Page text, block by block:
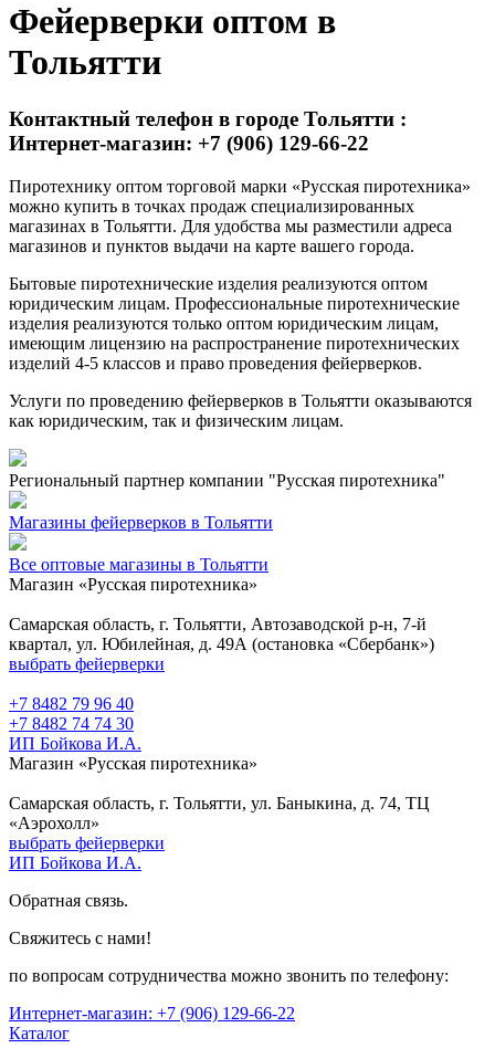
Фейерверки оптом в
Тольятти
Контактный телефон в городе Тольятти :
Интернет-магазин: +7 (906) 129-66-22
Пиротехнику оптом торговой марки «Русская пиротехника»
можно купить в точках продаж специализированных
магазинах в Тольятти. Для удобства мы разместили адреса
магазинов и пунктов выдачи на карте вашего города.
Бытовые пиротехнические изделия реализуются оптом
юридическим лицам. Профессиональные пиротехнические
изделия реализуются только оптом юридическим лицам,
имеющим лицензию на распространение пиротехнических
изделий 4-5 классов и право проведения фейерверков.
Услуги по проведению фейерверков в Тольятти оказываются
как юридическим, так и физическим лицам.
Региональный партнер компании "Русская пиротехника"
Магазины фейерверков в Тольятти
Все оптовые магазины в Тольятти
Магазин «Русская пиротехника»
Самарская область, г. Тольятти, Автозаводской р-н, 7-й
квартал, ул. Юбилейная, д. 49А (остановка «Сбербанк»)
выбрать фейерверки
+7 8482 79 96 40
+7 8482 74 74 30
ИП Бойкова И.А.
Магазин «Русская пиротехника»
Самарская область, г. Тольятти, ул. Баныкина, д. 74, ТЦ
«Аэрохолл»
выбрать фейерверки
ИП Бойкова И.А.
Обратная связь.
Свяжитесь с нами!
по вопросам сотрудничества можно звонить по телефону:
Интернет-магазин: +7 (906) 129-66-22
Каталог